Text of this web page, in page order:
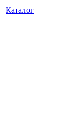
Каталог